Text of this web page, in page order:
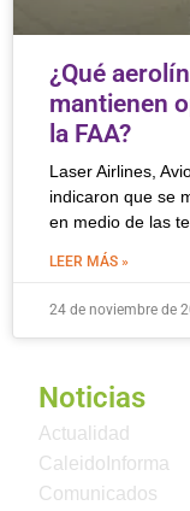
¿Qué
mantienen
la FAA?
Laser Airlines,
indicaron que se
en medio de las
LEER MÁS »
24 de noviembre de
Noticias
Actualidad
CaleidoInforma
Comunicados